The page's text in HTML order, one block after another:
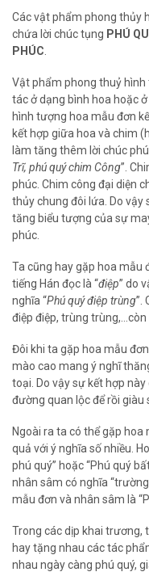
Các vật phẩm phong thủy
chứa lời chúc tụng PHÚ
PHÚC
Vật phẩm phong thuỷ
tác ở dạng bình hoa hoặc
hình tượng hoa mẫu đơn
kết hợp giữa hoa và chim
làm tăng thêm lời chúc
Trĩ, phú quý chim Công”.
phúc. Chim công đại diện
thủy chung đôi lứa. Do vậy
tăng biểu tượng của sự
phúc.
Ta cũng hay gặp hoa mẫu
tiếng Hán đọc là “điệp” do
nghĩa “Phú quý điệp trùng”.
điệp điệp, trùng
Đôi khi ta gặp hoa mẫu
mào cao mang ý nghĩ
toại. Do vậy sự kết hợp
đường quan lộc để rồi giàu
Ngoài ra ta có thể gặp
quả với ý nghĩa số nhiều.
phú quý” hoặc “Phú quý
nhân sâm có nghĩa
mẫu đơn và nhân sâm là
Trong các dịp khai trương,
hay tặng nhau các tác
nhau ngày càng phú quý,